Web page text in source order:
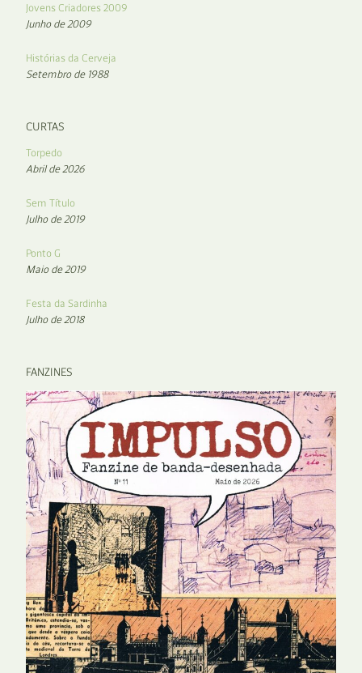
Jovens Criadores 2009
Junho de 2009
Histórias da Cerveja
Setembro de 1988
CURTAS
Torpedo
Abril de 2026
Sem Título
Julho de 2019
Ponto G
Maio de 2019
Festa da Sardinha
Julho de 2018
FANZINES